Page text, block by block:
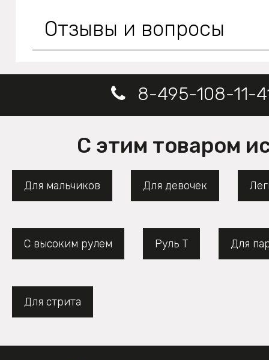
Отзывы и вопросы
8-495-108-11-
С этим товаром
Для мальчиков Для девочек
С высоким рулем Руль Т Для
Для стрита